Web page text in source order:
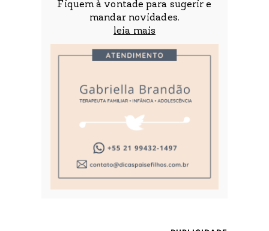
Fiquem à vontade para sugerir e
mandar novidades.
leia mais